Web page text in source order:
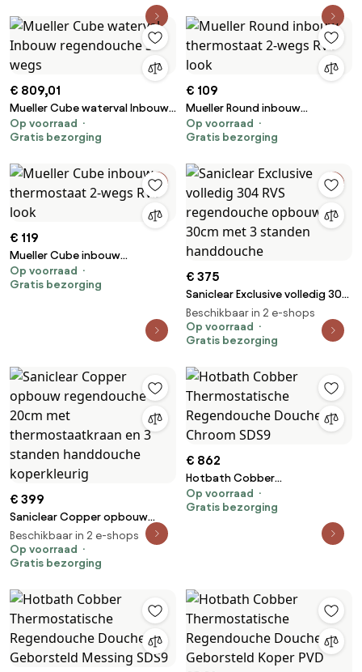
€ 809,01
Mueller Cube waterval Inbouw
regendouche 3-wegs
Op voorraad
Gratis bezorging
€ 109
Mueller Round inbouw
thermostaat 2-wegs RVS look
Op voorraad
Gratis bezorging
€ 119
Mueller Cube inbouw
thermostaat 2-wegs RVS look
Op voorraad
Gratis bezorging
€ 375
Saniclear Exclusive volledig 304
RVS regendouche opbouw
30cm met 3 standen
handdouche
Beschikbaar in 2 e-shops
Op voorraad
Gratis bezorging
€ 399
Saniclear Copper opbouw
regendouche 20cm met
thermostaatkraan en 3
standen handdouche
Beschikbaar in 2 e-shops
Op voorraad
Gratis bezorging
€ 862
Hotbath Cobber
Thermostatische Regendouche
Doucheset Chroom SDS9
Op voorraad
Gratis bezorging